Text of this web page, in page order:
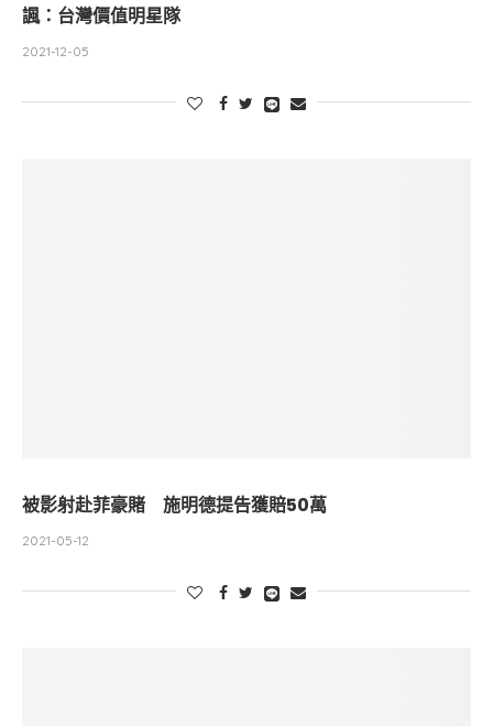
諷：台灣價值明星隊
2021-12-05
被影射赴菲豪賭 施明德提告獲賠50萬
2021-05-12